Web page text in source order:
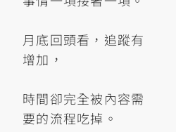
月底回頭看，追蹤有
增加，
時間卻完全被內容需
要的流程吃掉。